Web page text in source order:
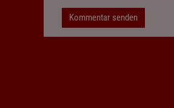
Kommentar senden